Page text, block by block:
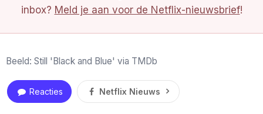
inbox? Meld je aan voor de Netflix-nieuwsbrief!
Beeld: Still 'Black and Blue' via TMDb
Reacties Netflix Nieuws